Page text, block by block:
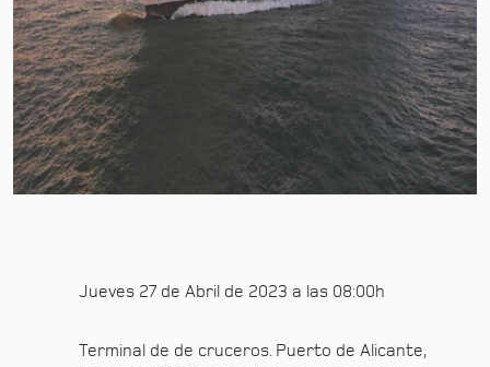
Jueves 27 de Abril de 2023 a las 08:00h
Terminal de de cruceros. Puerto de Alicante,